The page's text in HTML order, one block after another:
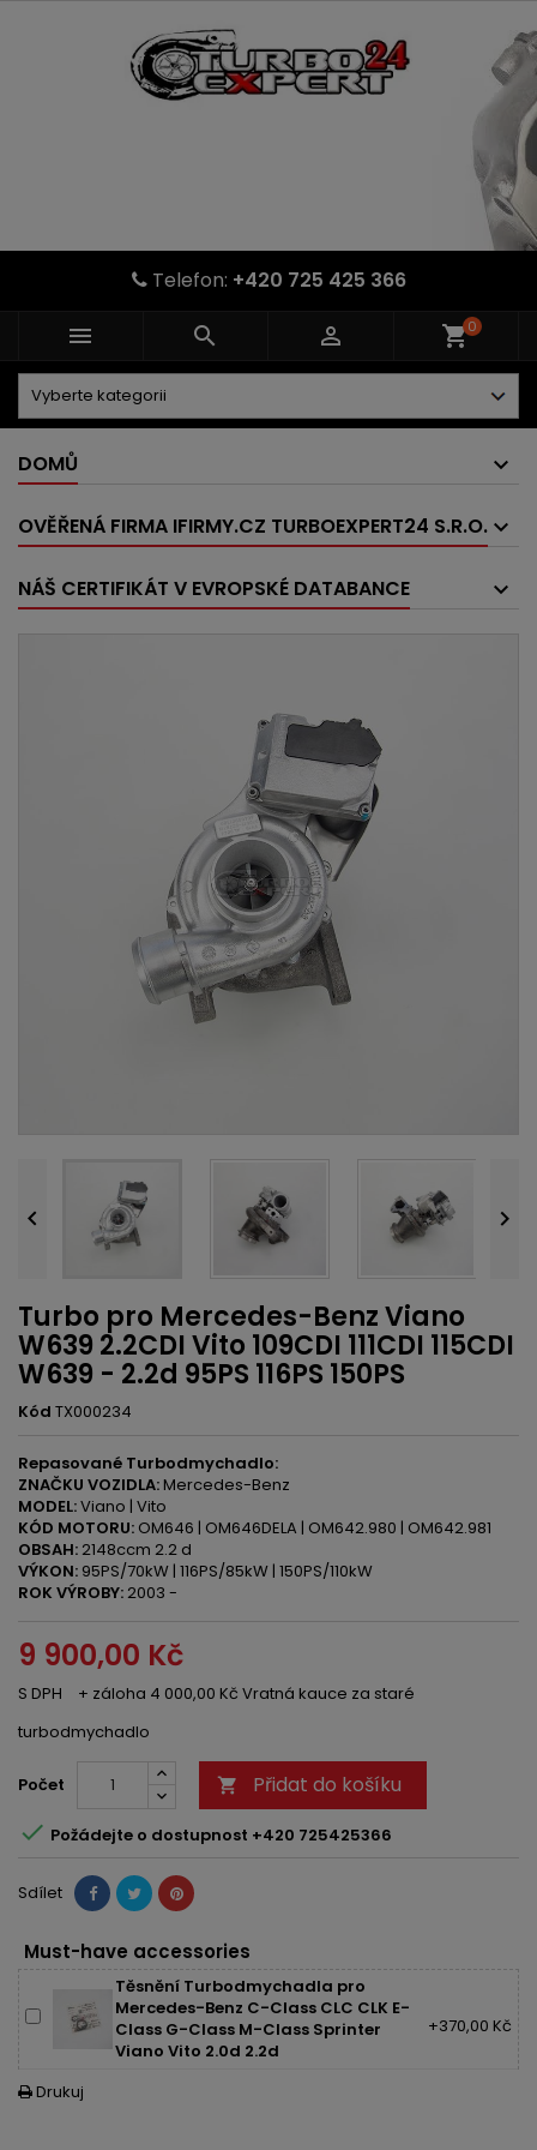
Telefon: +420 725 425 366
   shopping_cart0
DOMŮ
OVĚŘENÁ FIRMA IFIRMY.CZ TURBOEXPERT24 S.R.O.
NÁŠ CERTIFIKÁT V EVROPSKÉ DATABANCE
 
Turbo pro Mercedes-Benz Viano
W639 2.2CDI Vito 109CDI 111CDI 115CDI
W639 - 2.2d 95PS 116PS 150PS
Kód TX000234
Repasované Turbodmychadlo:
ZNAČKU VOZIDLA:Mercedes-Benz
MODEL:Viano | Vito
KÓD MOTORU: OM646 | OM646DELA | OM642.980 | OM642.981
OBSAH: 2148ccm 2.2 d
VÝKON: 95PS/70kW | 116PS/85kW | 150PS/110kW
ROK VÝROBY: 2003 -
9 900,00 Kč
S DPH
+ záloha 4 000,00 Kč Vratná kauce za staré
turbodmychadlo
Počet  Přidat do košíku
 Požádejte o dostupnost +420 725425366
Sdílet
Must-have accessories
Těsnění Turbodmychadla pro
Mercedes-Benz C-Class CLC CLK E-
Class G-Class M-Class Sprinter
Viano Vito 2.0d 2.2d
+370,00 Kč
 Drukuj